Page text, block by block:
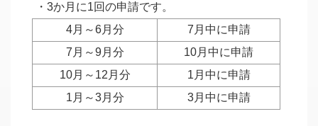
・3か月に1回の申請です。
4月～6月分
7月中に申請
7月～9月分
10月中に申請
10月～12月分
1月中に申請
1月～3月分
3月中に申請